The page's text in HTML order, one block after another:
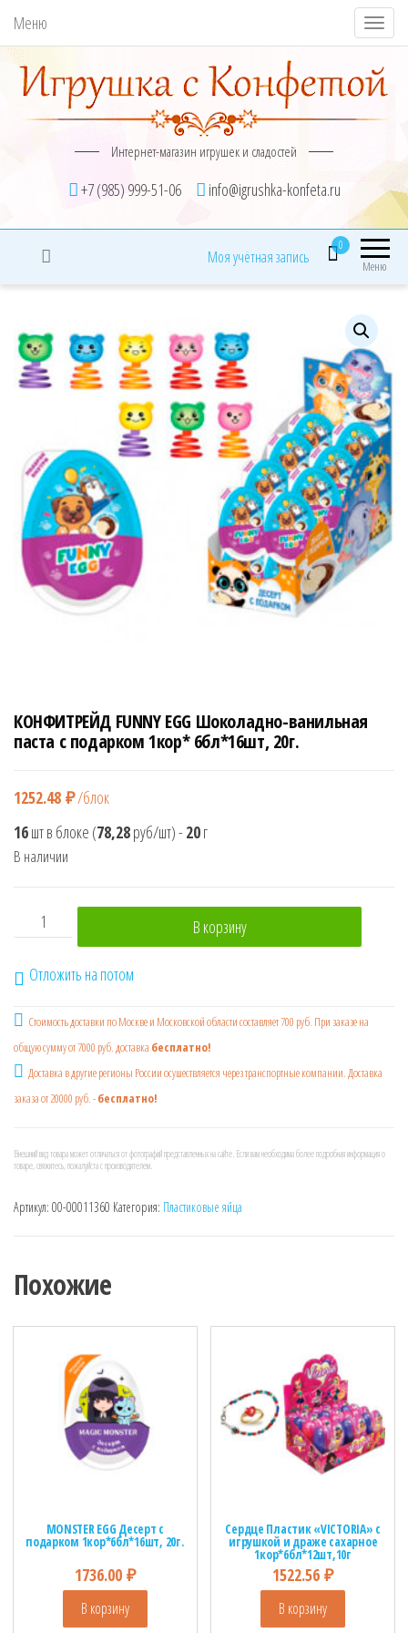
Меню
П
о
к
ь
/
С
ы
т
ь
н
а
в
и
г
а
Интернет-магазин игрушек и сладостей
+7 (985) 999-51-06 info@igrushka-konfeta.ru
Меню
0
Моя учётная запись
КОНФИТРЕЙД FUNNY EGG Шоколадно-ванильная
паста с подарком 1кор* 6бл*16шт, 20г.
1252.48 ₽/блок
16шт в блоке (78,28руб/шт)- 20г
В наличии
Количество товара КОНФИТРЕЙД FUNNY EGG
В корзину
Отложить на потом
Стоимость доставки по Москве и Московской области составляет 700 руб. При заказе на
общую сумму от 7000 руб. доставка бесплатно!
Доставка в другие регионы России осушествляется через транспортные компании. Доставка
заказа от 20000 руб. -бесплатно!
Внешний вид товара может отличаться от фотографий представленных на сайте. Если вам необходима более подробная информация о
товаре, свяжитесь, пожалуйста с производителем.
Артикул: 00-00011360 Категория: Пластиковые яйца
Похожие
MONSTER EGG Десерт с
подарком 1кор*6бл*16шт, 20г.
1736.00 ₽
В корзину
Сердце Пластик «VICTORIA» с
игрушкой и драже сахарное
1кор*6бл*12шт,10г
1522.56₽
В корзину